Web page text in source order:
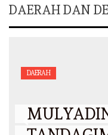
DAERAH DAN
DAERAH